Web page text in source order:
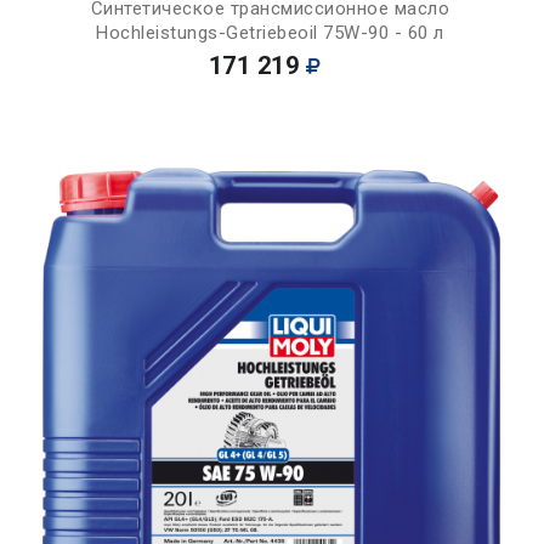
Синтетическое трансмиссионное масло
Hochleistungs-Getriebeoil 75W-90 - 60 л
171 219